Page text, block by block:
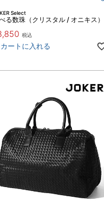
Select
る数珠（クリスタル / オニキス）
税込
カートに入れる